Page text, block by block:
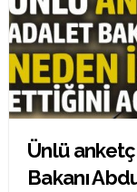
Ünlü
Bakanı